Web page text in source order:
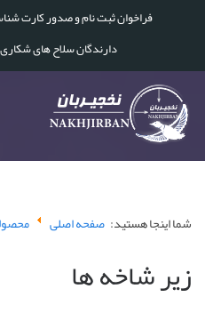
فراخوان ثبت نام و صدور کارت
دارندگان سلاح های
شما اینجا هستید: صفحه اصلی
زیر شاخه ها